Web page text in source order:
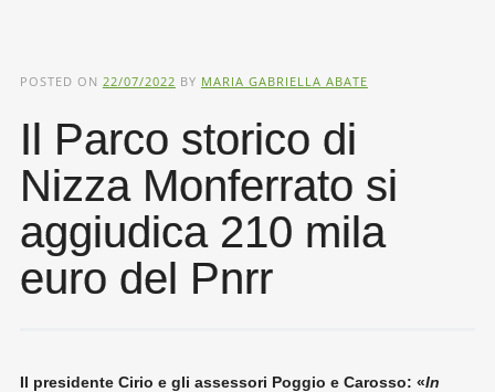
POSTED ON 22/07/2022 BY MARIA GABRIELLA ABATE
Il Parco storico di
Nizza Monferrato si
aggiudica 210 mila
euro del Pnrr
Il presidente Cirio e gli assessori Poggio e Carosso: «In